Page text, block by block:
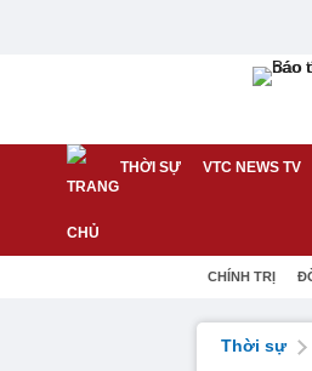
THỜI SỰ VTC NEWS TV
CHÍNH TRỊ
Thời sự